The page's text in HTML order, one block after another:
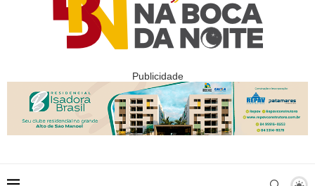
Publicidade